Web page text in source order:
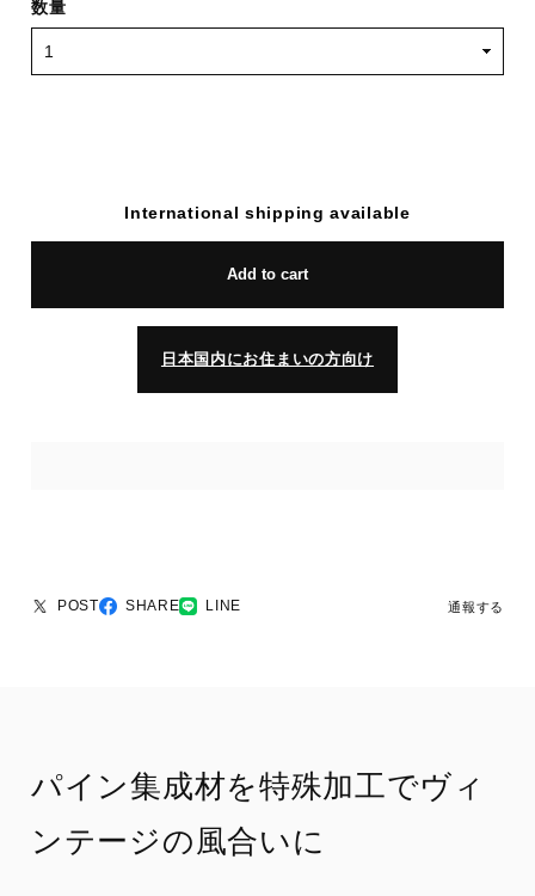
数量
International shipping available
Add to cart
日本国内にお住まいの方向け
POST SHARE LINE 通報する
パイン集成材を特殊加工でヴィ
ンテージの風合いに